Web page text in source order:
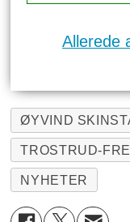
Allerede
ØYVIND
TROSTRUD-
NYHETER